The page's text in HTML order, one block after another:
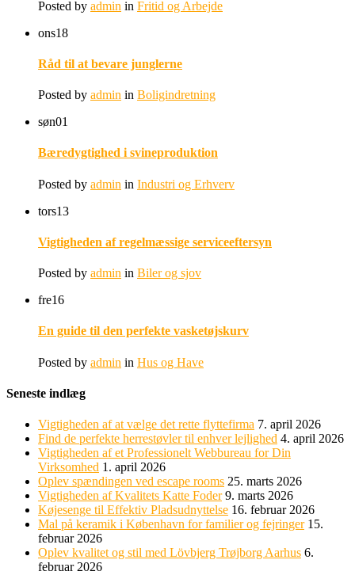
Posted by admin in Fritid og Arbejde
ons18
Råd til at bevare junglerne
Posted by admin in Boligindretning
søn01
Bæredygtighed i svineproduktion
Posted by admin in Industri og Erhverv
tors13
Vigtigheden af regelmæssige serviceeftersyn
Posted by admin in Biler og sjov
fre16
En guide til den perfekte vasketøjskurv
Posted by admin in Hus og Have
Seneste indlæg
Vigtigheden af at vælge det rette flyttefirma 7. april 2026
Find de perfekte herrestøvler til enhver lejlighed 4. april 2026
Vigtigheden af et Professionelt Webbureau for Din
Virksomhed 1. april 2026
Oplev spændingen ved escape rooms 25. marts 2026
Vigtigheden af Kvalitets Katte Foder 9. marts 2026
Køjesenge til Effektiv Pladsudnyttelse 16. februar 2026
Mal på keramik i København for familier og fejringer 15.
februar 2026
Oplev kvalitet og stil med Lövbjerg Trøjborg Aarhus 6.
februar 2026